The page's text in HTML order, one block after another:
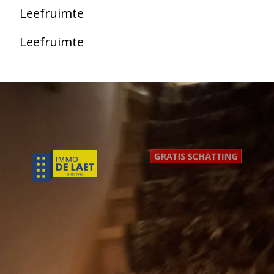
Leefruimte
Leefruimte